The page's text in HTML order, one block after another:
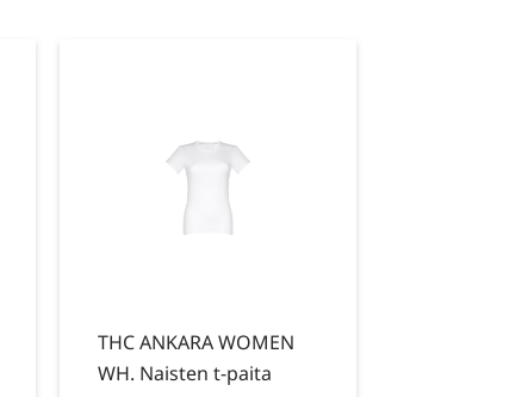
THC ANKARA WOMEN
WH. Naisten t-paita